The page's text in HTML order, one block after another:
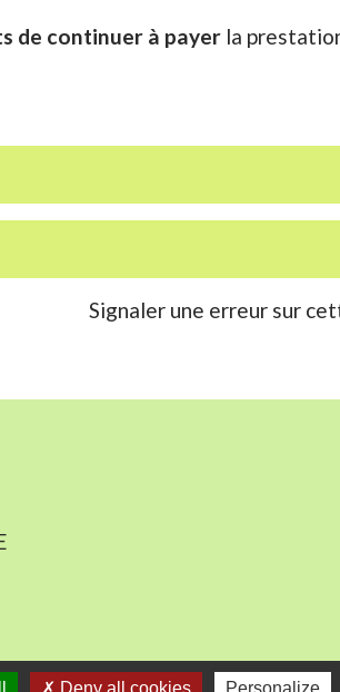
de continuer à payer la
Signaler une erreur sur
Deny all cookies Personalize